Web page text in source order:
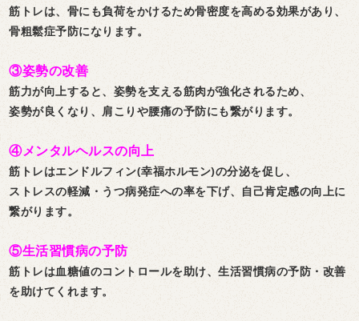
筋トレは、骨にも負荷をかけるため骨密度を高める効果があり、
骨粗鬆症予防になります。
③姿勢の改善
筋力が向上すると、姿勢を支える筋肉が強化されるため、
姿勢が良くなり、肩こりや腰痛の予防にも繋がります。
④メンタルヘルスの向上
筋トレはエンドルフィン(幸福ホルモン)の分泌を促し、
ストレスの軽減・うつ病発症への率を下げ、自己肯定感の向上に
繋がります。
⑤生活習慣病の予防
筋トレは血糖値のコントロールを助け、生活習慣病の予防・改善
を助けてくれます。